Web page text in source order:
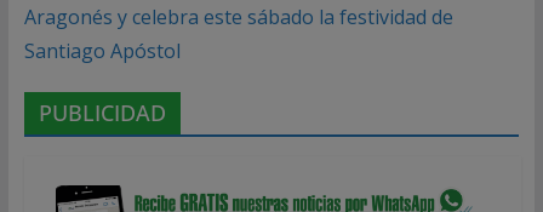
Aragonés y celebra este sábado la festividad de
Santiago Apóstol
PUBLICIDAD